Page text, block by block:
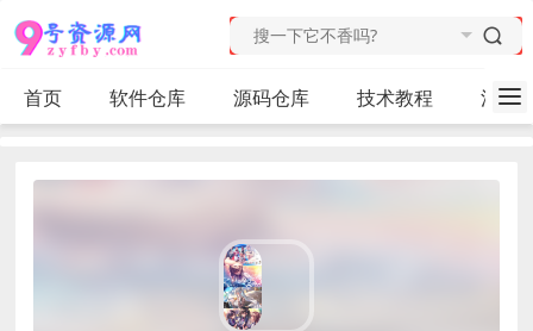
首页 软件仓库 源码仓库 技术教程 活动